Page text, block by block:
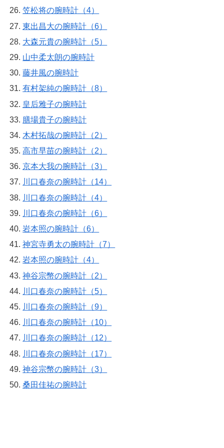
笠松将の腕時計（4）
東出昌大の腕時計（6）
大森元貴の腕時計（5）
山中柔太朗の腕時計
藤井風の腕時計
有村架純の腕時計（8）
皇后雅子の腕時計
膳場貴子の腕時計
木村拓哉の腕時計（2）
高市早苗の腕時計（2）
京本大我の腕時計（3）
川口春奈の腕時計（14）
川口春奈の腕時計（4）
川口春奈の腕時計（6）
岩本照の腕時計（6）
神宮寺勇太の腕時計（7）
岩本照の腕時計（4）
神谷宗幣の腕時計（2）
川口春奈の腕時計（5）
川口春奈の腕時計（9）
川口春奈の腕時計（10）
川口春奈の腕時計（12）
川口春奈の腕時計（17）
神谷宗幣の腕時計（3）
桑田佳祐の腕時計